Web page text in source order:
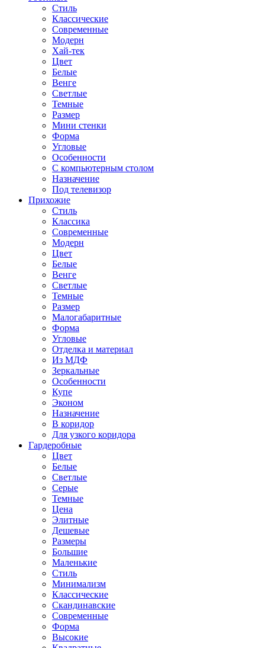
Стиль
Классические
Современные
Модерн
Хай-тек
Цвет
Белые
Венге
Светлые
Темные
Размер
Мини стенки
Форма
Угловые
Особенности
С компьютерным столом
Назначение
Под телевизор
Прихожие
Стиль
Классика
Современные
Модерн
Цвет
Белые
Венге
Светлые
Темные
Размер
Малогабаритные
Форма
Угловые
Отделка и материал
Из МДФ
Зеркальные
Особенности
Купе
Эконом
Назначение
В коридор
Для узкого коридора
Гардеробные
Цвет
Белые
Светлые
Серые
Темные
Цена
Элитные
Дешевые
Размеры
Большие
Маленькие
Стиль
Минимализм
Классические
Скандинавские
Современные
Форма
Высокие